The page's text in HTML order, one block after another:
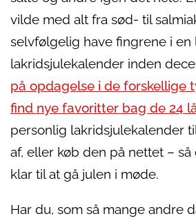
vilde med alt fra sød- til
selvfølgelig have fingrene i
lakridsjulekalender inden
på opdagelse i de forskellige
find nye favoritter bag de 24
personlig lakridsjulekalender
af, eller køb den på nettet –
klar til at gå julen i møde.
Har du, som så mange andre